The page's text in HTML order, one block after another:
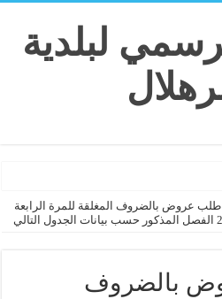
طلب عروض بالضروف المغلقة للمرة الرابعة
بالضروف